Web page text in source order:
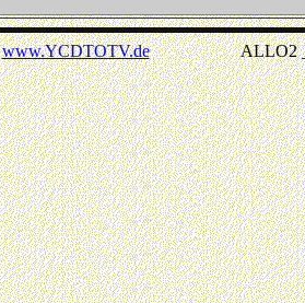
www.YCDTOTV.deALLO2 _